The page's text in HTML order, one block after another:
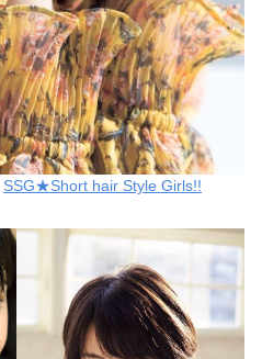
SSG★Short hair Style Girls!!